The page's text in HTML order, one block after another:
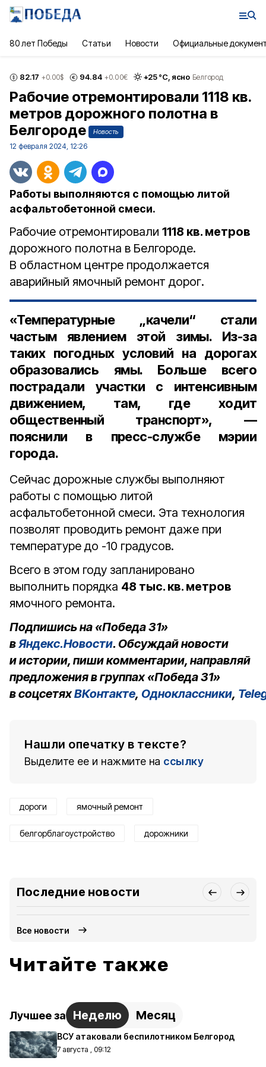
80 лет Победы Статьи Новости Официальные
82.17 +0.00$ 94.84 +0.00€ +25°С, ясно Белгород
Рабочие отремонтировали 1118 кв.
метров дорожного полотна в
Белгороде
Новость
12 февраля 2024, 12:26
Работы выполняются с помощью литой
асфальтобетонной смеси.
Рабочие отремонтировали 1118 кв. метров
дорожного полотна в Белгороде.
В областном центре продолжается
аварийный ямочный ремонт дорог.
«Температурные „качели“ стали
частым явлением этой зимы. Из-за
таких погодных условий на дорогах
образовались ямы. Больше всего
пострадали участки с интенсивным
движением, там, где ходит
общественный транспорт», —
пояснили в пресс-службе мэрии
города.
Сейчас дорожные службы выполняют
работы с помощью литой
асфальтобетонной смеси. Эта технология
позволят проводить ремонт даже при
температуре до -10 градусов.
Всего в этом году запланировано
выполнить порядка 48 тыс. кв. метров
ямочного ремонта.
Подпишись на «Победа 31»
вЯндекс.Новости. Обсуждай новости
и истории, пиши комментарии, направляй
предложения в группах «Победа 31»
в соцсетяхВКонтакте, Одноклассники,
Нашли опечатку в тексте?
Выделите ее и нажмите на ссылку
дороги ямочный ремонт
белгорблагоустройство дорожники
Последние новости
Все новости
Читайте также
Лучшее за Неделю Месяц
ВСУ атаковали беспилотником Белгород
7 августа , 09:12